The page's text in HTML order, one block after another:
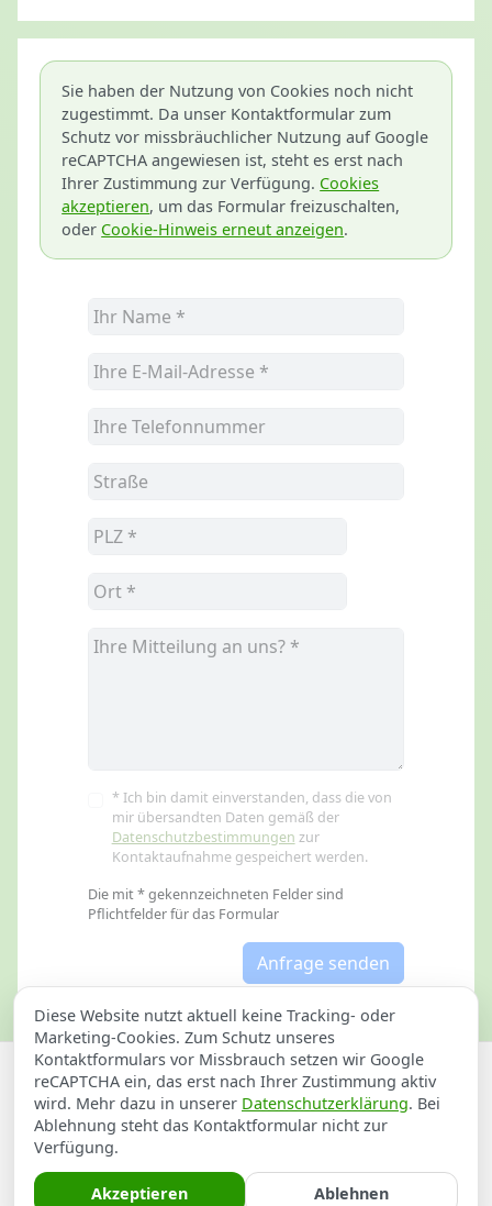
Sie haben der Nutzung von Cookies noch nicht
zugestimmt. Da unser Kontaktformular zum
Schutz vor missbräuchlicher Nutzung auf Google
reCAPTCHA angewiesen ist, steht es erst nach
Ihrer Zustimmung zur Verfügung. Cookies
akzeptieren, um das Formular freizuschalten,
oder Cookie-Hinweis erneut anzeigen.
* Ich bin damit einverstanden, dass die von
mir übersandten Daten gemäß der
Datenschutzbestimmungen zur
Kontaktaufnahme gespeichert werden.
Die mit * gekennzeichneten Felder sind
Pflichtfelder für das Formular
Anfrage senden
Datenschutzerklärung Impressum
Schlüsselnotdienst in Eimeldingen
Diese Website nutzt aktuell keine Tracking- oder
Marketing-Cookies. Zum Schutz unseres
Kontaktformulars vor Missbrauch setzen wir Google
reCAPTCHA ein, das erst nach Ihrer Zustimmung aktiv
wird. Mehr dazu in unserer Datenschutzerklärung. Bei
Ablehnung steht das Kontaktformular nicht zur
Verfügung.
Akzeptieren Ablehnen